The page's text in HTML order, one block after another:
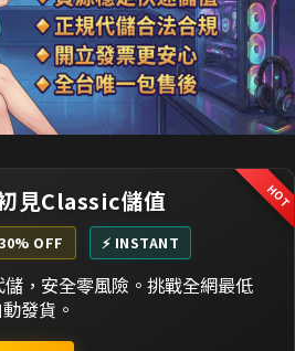
HOT
見Classic儲值
OFF ⚡ INSTANT
，安全零風險。挑戰全網最低
發貨。